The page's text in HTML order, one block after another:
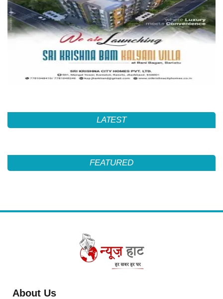
LATEST
FEATURED
About Us